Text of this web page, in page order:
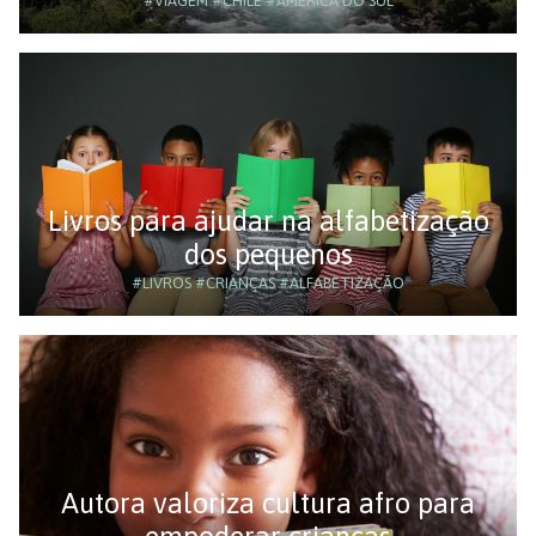
Livros para ajudar na alfabetização
dos pequenos
#LIVROS#CRIANÇAS#ALFABETIZAÇÃO
Autora valoriza cultura afro para